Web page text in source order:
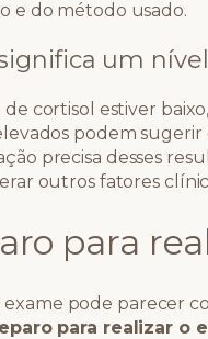
e do método usado.
um
de cortisol estiver
podem sugerir
precisa desses
outros fatores
para
pode parecer
para realizar o